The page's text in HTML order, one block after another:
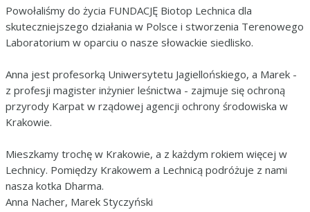
Powołaliśmy do życia FUNDACJĘ Biotop Lechnica dla
skuteczniejszego działania w Polsce i stworzenia Terenowego
Laboratorium w oparciu o nasze słowackie siedlisko.
Anna jest profesorką Uniwersytetu Jagiellońskiego, a Marek -
z profesji magister inżynier leśnictwa - zajmuje się ochroną
przyrody Karpat w rządowej agencji ochrony środowiska w
Krakowie.
Mieszkamy trochę w Krakowie, a z każdym rokiem więcej w
Lechnicy. Pomiędzy Krakowem a Lechnicą podróżuje z nami
nasza kotka Dharma.
Anna Nacher, Marek Styczyński